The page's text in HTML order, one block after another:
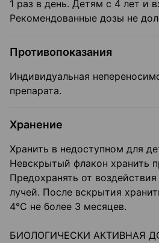
1 раз в день. Детям с 4 лет и
Рекомендованные дозы не
Противопоказания
Индивидуальная
препарата.
Хранение
Хранить в недоступном для
Невскрытый флакон хранить
Предохранять от
лучей. После вскрытия
4°С не более 3 месяцев.
БИОЛОГИЧЕСКИ АКТИВНАЯ